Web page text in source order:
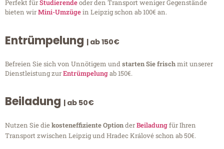
Perfekt fürStudierendeoder den Transport weniger Gegenstände
bieten wirMini-Umzügein Leipzig schon ab 100€ an.
Entrümpelung | ab 150€
Befreien Sie sich von Unnötigem undstarten Sie frischmit unserer
Dienstleistung zurEntrümpelungab 150€.
Beiladung | ab 50€
Nutzen Sie diekosteneffiziente OptionderBeiladungfür Ihren
Transport zwischen Leipzig und Hradec Králové schon ab 50€.